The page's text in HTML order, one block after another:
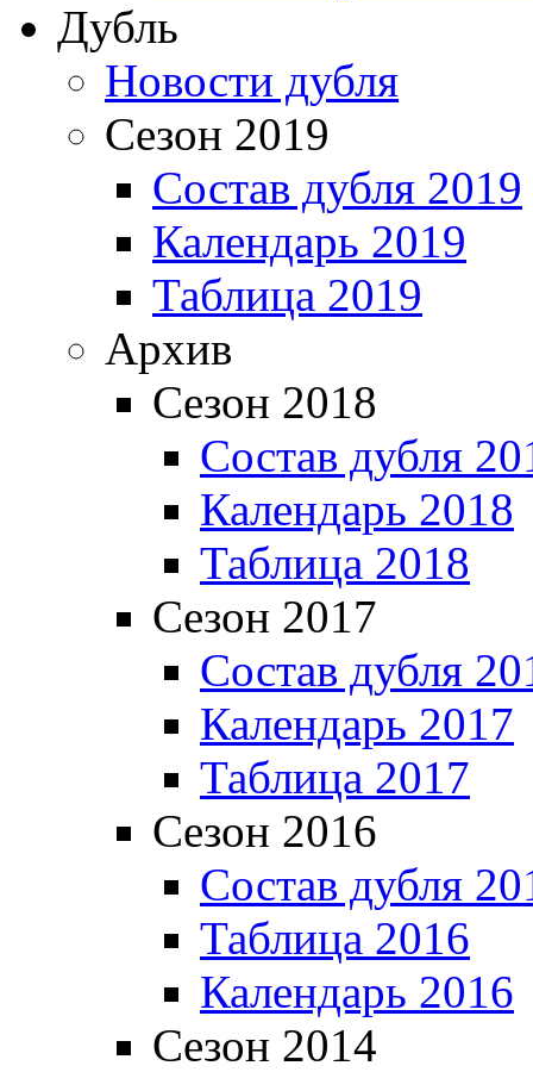
Дубль
Новости дубля
Сезон 2019
Состав дубля 2019
Календарь 2019
Таблица 2019
Архив
Сезон 2018
Состав дубля
Календарь 2018
Таблица 2018
Сезон 2017
Состав дубля
Календарь 2017
Таблица 2017
Сезон 2016
Состав дубля
Таблица 2016
Календарь 2016
Сезон 2014